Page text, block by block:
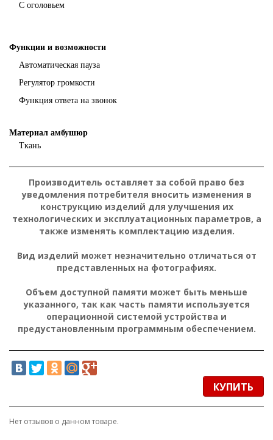
С оголовьем
Функции и возможности
Автоматическая пауза
Регулятор громкости
Функция ответа на звонок
Материал амбушюр
Ткань
Производитель оставляет за собой право без
уведомления потребителя вносить изменения в
конструкцию изделий для улучшения их
технологических и эксплуатационных параметров, а
также изменять комплектацию изделия.
Вид изделий может незначительно отличаться от
представленных на фотографиях.
Объем доступной памяти может быть меньше
указанного, так как часть памяти используется
операционной системой устройства и
предустановленным программным обеспечением.
КУПИТЬ
Нет отзывов о данном товаре.